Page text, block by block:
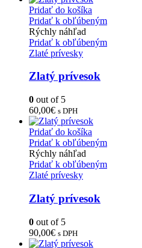
Pridať do košíka
Pridať k obľúbeným
Rýchly náhľad
Pridať k obľúbeným
Zlaté prívesky
Zlatý prívesok
0 out of 5
60,00€ s DPH
Pridať do košíka
Pridať k obľúbeným
Rýchly náhľad
Pridať k obľúbeným
Zlaté prívesky
Zlatý prívesok
0 out of 5
90,00€ s DPH